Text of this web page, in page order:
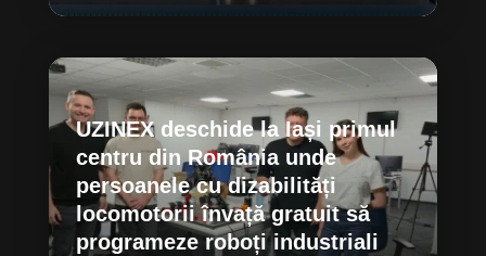
UZINEX deschide la Iași primul
centru din România unde
persoanele cu dizabilități
locomotorii învață gratuit să
programeze roboți industriali